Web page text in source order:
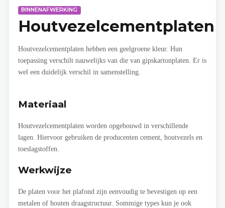
BINNENAFWERKING
Houtvezelcementplaten
Houtvezelcementplaten hebben een geelgroene kleur. Hun
toepassing verschilt nauwelijks van die van gipskartonplaten. Er is
wel een duidelijk verschil in samenstelling.
Materiaal
Houtvezelcementplaten worden opgebouwd in verschillende
lagen. Hiervoor gebruiken de producenten cement, houtvezels en
toeslagstoffen.
Werkwijze
De platen voor het plafond zijn eenvoudig te bevestigen op een
metalen of houten draagstructuur. Sommige types kun je ook